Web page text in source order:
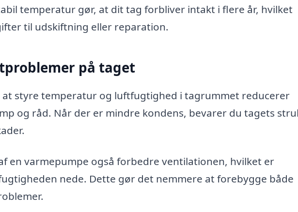
temperatur gør, at dit tag forbliver intakt i flere år, hvilket
til udskiftning eller reparation.
på taget
at styre temperatur og luftfugtighed i tagrummet reducerer
og råd. Når der er mindre kondens, bevarer du tagets
en varmepumpe også forbedre ventilationen, hvilket er
nede. Dette gør det nemmere at forebygge både